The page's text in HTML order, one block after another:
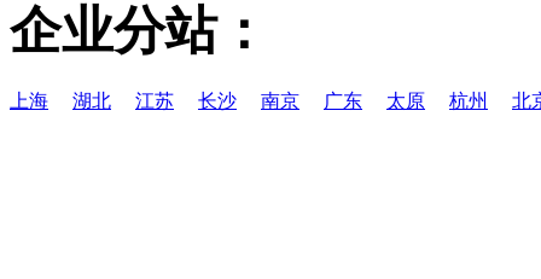
企业分站：
上海 湖北 江苏 长沙 南京 广东 太原 杭州 北